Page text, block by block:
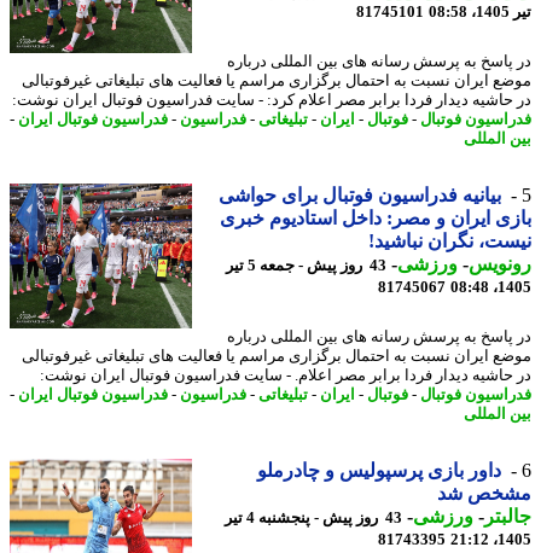
81745101
به پرسش رسانه های بین المللی درباره
ایران نسبت به احتمال برگزاری مراسم یا فعالیت های تبلیغاتی غیرفوتبالی
دیدار فردا برابر مصر اعلام کرد: - سایت فدراسیون فوتبال ایران نوشت:
فوتبال-فوتبال-ایران - تبلیغاتی-فدراسیون-فدراسیون فوتبال ایران -
المللی
بیانیه فدراسیون فوتبال برای حواشی
ایران و مصر: داخل استادیوم خبری
نگران نباشید!
-ورزشی-
43 روز پیش - جمعه 5 تیر
81745067
به پرسش رسانه های بین المللی درباره
ایران نسبت به احتمال برگزاری مراسم یا فعالیت های تبلیغاتی غیرفوتبالی
دیدار فردا برابر مصر اعلام. - سایت فدراسیون فوتبال ایران نوشت:
فوتبال-فوتبال-ایران - تبلیغاتی-فدراسیون-فدراسیون فوتبال ایران -
المللی
داور بازی پرسپولیس و چادرملو
شد
-ورزشی-
43 روز پیش - پنجشنبه 4 تیر
81743395